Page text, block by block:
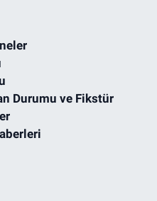
Durumu ve Fikstür